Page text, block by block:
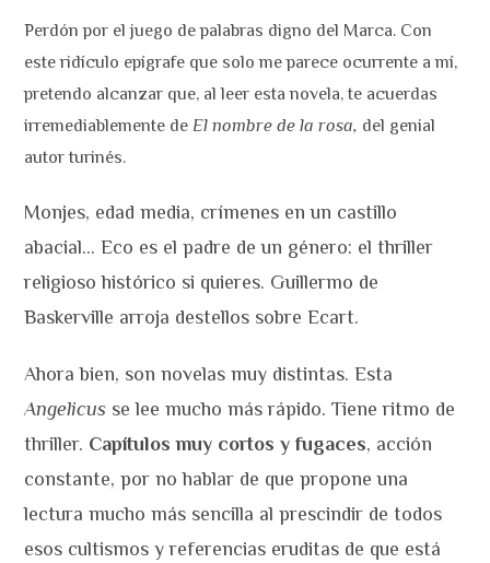
Perdón por el juego de palabras digno del Marca. Con
este ridículo epígrafe que solo me parece ocurrente a mí,
pretendo alcanzar que, al leer esta novela, te acuerdas
irremediablemente de El nombre de la rosa, del genial
autor turinés.
Monjes, edad media, crímenes en un castillo
abacial… Eco es el padre de un género: el thriller
religioso histórico si quieres. Guillermo de
Baskerville arroja destellos sobre Ecart.
Ahora bien, son novelas muy distintas. Esta
Angelicus se lee mucho más rápido. Tiene ritmo de
thriller. Capítulos muy cortos y fugaces, acción
constante, por no hablar de que propone una
lectura mucho más sencilla al prescindir de todos
esos cultismos y referencias eruditas de que está